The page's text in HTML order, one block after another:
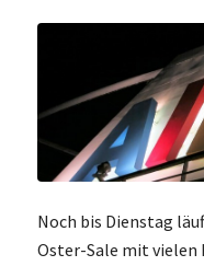
Noch bis Dienstag
Oster-Sale mit vielen